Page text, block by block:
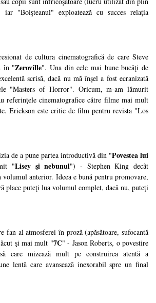
"Boişteanul" exploatează cu succes relaţia
de cultura cinematografică de care Steve
în "Zeroville". Una din cele mai bune bucăţi de
scrisă, dacă nu mă înşel a fost ecranizată
"Masters of Horror". Oricum, m-am lămurit
referinţele cinematografice către filme mai mult
Erickson este critic de film pentru revista "Los
de a pune partea introductivă din "Povestea lui
"Lisey şi nebunul") - Stephen King decât
anterior. Ideea e bună pentru promovare,
place puteţi lua volumul complet, dacă nu, puteţi
fan al atmosferei în proză (apăsătoare, sufocantă
şi mai mult "7C" - Jason Roberts, o povestire
care mizează mult pe construirea atentă a
lentă care avansează inexorabil spre un final